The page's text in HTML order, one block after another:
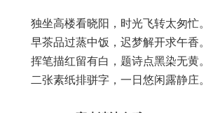
独坐高楼看晓阳，时光飞转太匆忙。
早茶品过蒸中饭，迟梦解开求午香。
挥笔描红留有白，题诗点黑染无黄。
二张素纸排骈字，一日悠闲露静庄。